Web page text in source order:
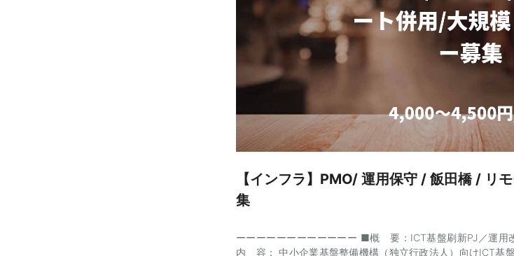
部門からの依頼に応じた個別研修用の実践的な資料作成 • 研
した教材を基にした、対面またはオンラインでの研修講師
（Must） • Microsoft 365 Copilotに関する深い知見と、実務
ト作成・活用提案スキル • エンタープライズ企業（大企業）
入・活用定着（チェンジマネジメント）の経験 • 高いステ
で利害やニーズを調整し、協業体制を構築できるコミュニ
方） • ITリテラシーが多様な社員に対して、分かりやすく噛
迎要件（Want） • マイクロソフトの生成AI環境や、その他生
ス活用に関する幅広い知識 • 大企業におけるDX推進、ITリ
メント）経験 ■期間：即日〜長期 ■場所：赤坂見附 常駐
談：2回 ■備考： ・稼働安定 残業は基本ありません。 ＝＝＝
【インフラ】PMO/ 運用保守 / 飯田橋 / リ
集
ーーーーーーーーーーーー ■概 要：ICT基盤刷新PJ／運用
内 容： 中小企業基盤整備機構（独立行政法人）向けICT基